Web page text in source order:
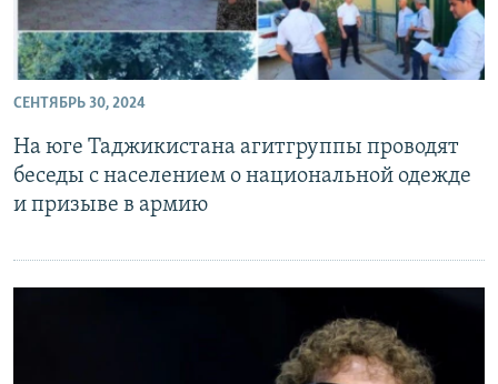
СЕНТЯБРЬ 30, 2024
На юге Таджикистана агитгруппы проводят
беседы с населением о национальной одежде
и призыве в армию